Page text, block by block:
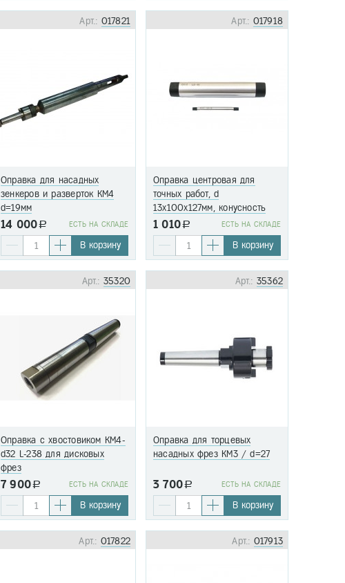
Арт.: 017821
Оправка для насадных
зенкеров и разверток КМ4
d=19мм
14 000a EСТЬ НА СКЛАДЕ
В корзину
Арт.: 017918
Оправка центровая для
точных работ, d
13х100х127мм, конусность
1:2000 (LM-13)
1 010a EСТЬ НА СКЛАДЕ
В корзину
Арт.: 35320
Оправка с хвостовиком КМ4-
d32 L-238 для дисковых
фрез
7 900a EСТЬ НА СКЛАДЕ
В корзину
Арт.: 35362
Оправка для торцевых
насадных фрез КМ3 / d=27
3 700a EСТЬ НА СКЛАДЕ
В корзину
Арт.: 017822 Арт.: 017913